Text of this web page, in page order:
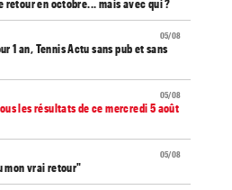
retour en octobre... mais avec qui ?
05/08
1 an, Tennis Actu sans pub et sans
05/08
les résultats de ce mercredi 5 août
05/08
mon vrai retour"